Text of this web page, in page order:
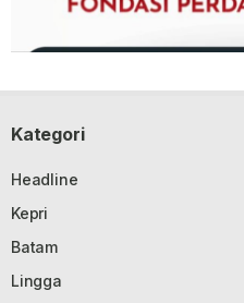
Kategori
Headline
Kepri
Batam
Lingga